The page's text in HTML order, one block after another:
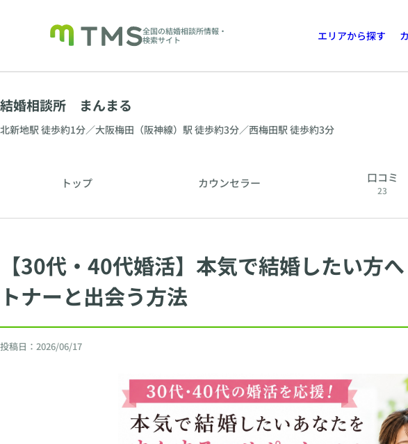
全国の結婚相談所情報・
検索サイト
エリアから探す
結婚相談所 まんまる
北新地駅 徒歩約1分／大阪梅田（阪神線）駅 徒歩約3分／西梅田駅 徒歩約3分
トップ カウンセラー 口コミ
23
【30代・40代婚活】本気で結婚したい方
トナーと出会う方法
投稿日： 2026/06/17